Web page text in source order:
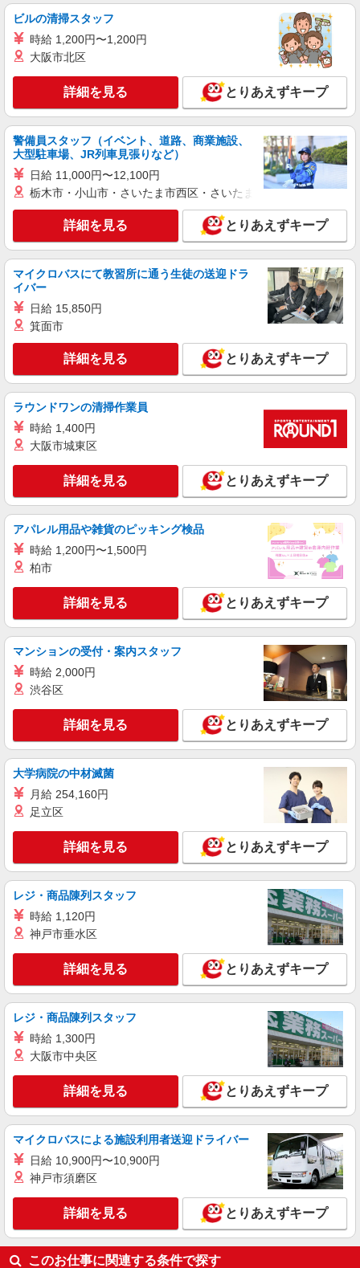
派遣社員
株式会社kotrio /●MT-H-2094147
未経験大歓迎のデイサービスSTAFF＊運転で
きる方求む！甲斐市
時給1500円〜2125円 ＜日払い有/週払い有/交
通費全支給(ガソリン代含む)＞
甲斐市内 ≪車通勤OK≫
キープ 詳細を見る
株式会社kotrio /●MT-H-1811515
シニア向けマンションで見守り・食事配膳など
＊甲斐市＊。日払可
時給1500円〜2125円 ＜日払い有/週払い有/交
キープ 詳細を見る
残業キャンセル界隈♪ゆったりとした生活介助
時給1500円〜2125円 ＜日払い有/週払い有/交
通費全支給(ガソリン代含む)＞
甲斐市内
キープ 詳細を見る
派遣社員
株式会社kotrio /●MT-H-2086464
＜甲斐市＞小さなデイサービスSTAFF募集≪
週3勤務≫≪夕方退社≫
時給1500円〜2125円 ＜日払い有/週払い有/交
通費全支給(ガソリン代含む)＞
詳細を見る
株式会社kotrio /●MT-H-2094097
＜面接なし＞デイサービスでリハビリ補助・送
時給1500円〜2125円 ＜日払い有/週払い有/交
甲斐市内 ≪車通勤OK≫
キープ 詳細を見る
派遣社員
株式会社kotrio /●MT-H-2067988
甲斐市｜まずは送迎業務で活躍しよう◎デイサ
ービスSTAFF
時給1500円〜2125円 ＜日払い有/週払い有/交
通費全支給(ガソリン代含む)＞
甲斐市内
キープ 詳細を見る
株式会社ブレイブ（マイナビグループ）/MDN13
介護スタッフ ◆デイサービス、サービス付き
高齢者向け住宅、グループホームなど様々な勤
務先から選べます。
未経験：時給1600〜1800円（資格・経験によ
る） 経験者：時給1800〜2000円（資格・経験によ
日）＝35万2000円 ◆昇給あり ◆支払い方法 ※日
払い/週払い/月払い対応も可能です。詳しくは面談
時にご相談ください。 ◆交通費：別途全額支給 ※
当社規定あり
駅」 ◆JR中央本線「竜王駅」 ★その他、近隣に
多数勤務地あります！
詳細を見る
ビルの清掃スタッフ
時給 1,200円〜1,200円
大阪市北区
詳細を見る とりあえずキープ
警備員スタッフ（イベント、道路、商業施設、
大型駐車場、JR列車見張りなど）
日給 11,000円〜12,100円
栃木市・小山市・さいたま市西区・さいたま市岩槻区・久喜市・
詳細を見る とりあえずキープ
マイクロバスにて教習所に通う生徒の送迎ドラ
イバー
日給 15,850円
箕面市
詳細を見る とりあえずキープ
ラウンドワンの清掃作業員
時給 1,400円
大阪市城東区
詳細を見る とりあえずキープ
アパレル用品や雑貨のピッキング検品
時給 1,200円〜1,500円
柏市
詳細を見る とりあえずキープ
マンションの受付・案内スタッフ
時給 2,000円
渋谷区
詳細を見る とりあえずキープ
大学病院の中材滅菌
月給 254,160円
足立区
詳細を見る とりあえずキープ
レジ・商品陳列スタッフ
時給 1,120円
神戸市垂水区
詳細を見る とりあえずキープ
レジ・商品陳列スタッフ
時給 1,300円
大阪市中央区
詳細を見る とりあえずキープ
マイクロバスによる施設利用者送迎ドライバー
日給 10,900円〜10,900円
神戸市須磨区
詳細を見る とりあえずキープ
このお仕事に関連する条件で探す